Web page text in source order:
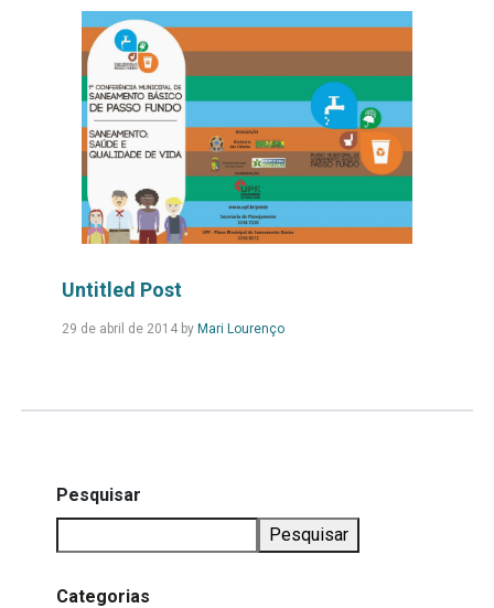
Untitled Post
29 de abril de 2014by Mari LourençoLeia
Pesquisar
Pesquisar
Categorias